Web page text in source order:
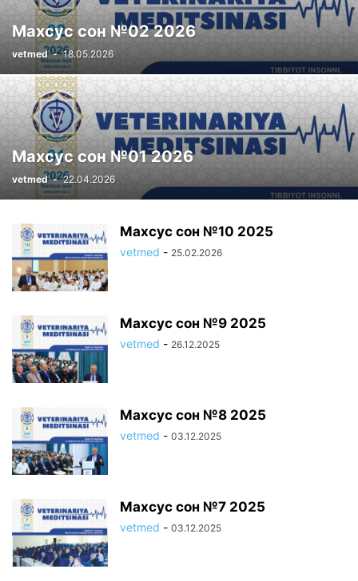
Махсус сон №02 2026
vetmed - 18.05.2026
Махсус сон №01 2026
vetmed - 22.04.2026
Махсус сон №10 2025
vetmed - 25.02.2026
Махсус сон №9 2025
vetmed - 26.12.2025
Махсус сон №8 2025
vetmed - 03.12.2025
Махсус сон №7 2025
vetmed - 03.12.2025